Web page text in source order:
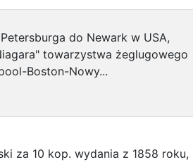
do Newark w USA,
towarzystwa żeglugowego
Boston-Nowy...
za 10 kop. wydania z 1858 roku,